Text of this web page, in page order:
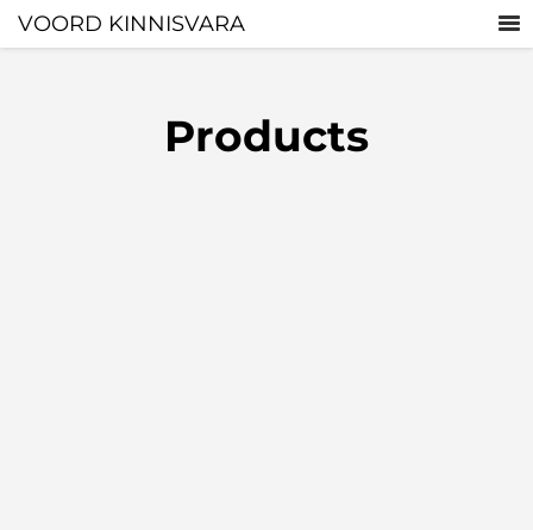
VOORD KINNISVARA
Products